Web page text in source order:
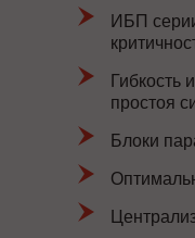
ИБП
Гибкость
простоя
Блоки